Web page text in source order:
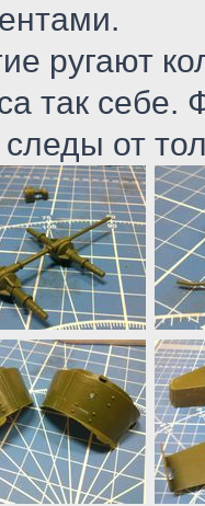
ругают
так себе.
следы от